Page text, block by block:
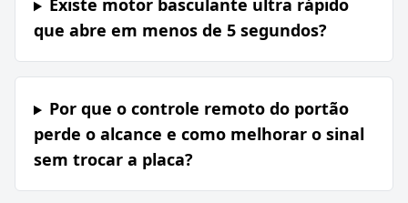
Existe motor basculante ultra rápido
que abre em menos de 5 segundos?
Por que o controle remoto do portão
perde o alcance e como melhorar o sinal
sem trocar a placa?